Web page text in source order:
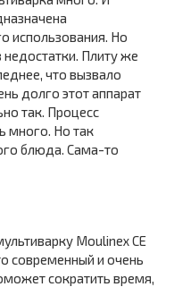
использования. Но
недостатки. Плиту же
что вызвало
долго этот аппарат
так. Процесс
много. Но так
блюда. Сама-то
Moulinex CE
современный и очень
сократить время,